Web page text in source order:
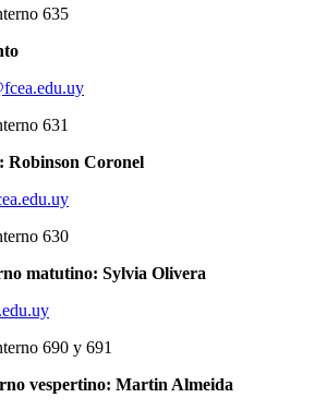
635
631
Robinson Coronel
630
matutino: Sylvia Olivera
690 y 691
vespertino: Martin Almeida